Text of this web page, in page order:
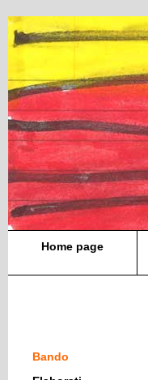
Home page
Bando